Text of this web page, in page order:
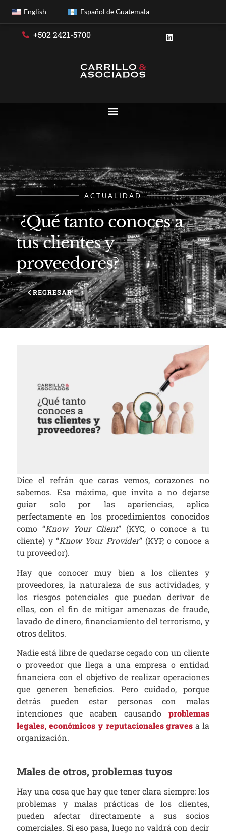
English Español de Guatemala
+502 2421-5700
ACTUALIDAD
¿Qué tanto conoces a
tus clientes y
proveedores?
REGRESAR
Dice el refrán que caras vemos, corazones no
sabemos. Esa máxima, que invita a no dejarse
guiar solo por las apariencias, aplica
perfectamente en los procedimientos conocidos
como “Know Your Client” (KYC, o conoce a tu
cliente) y “Know Your Provider” (KYP, o conoce a
tu proveedor).
Hay que conocer muy bien a los clientes y
proveedores, la naturaleza de sus actividades, y
los riesgos potenciales que puedan derivar de
ellas, con el fin de mitigar amenazas de fraude,
lavado de dinero, financiamiento del terrorismo, y
otros delitos.
Nadie está libre de quedarse cegado con un cliente
o proveedor que llega a una empresa o entidad
financiera con el objetivo de realizar operaciones
que generen beneficios. Pero cuidado, porque
detrás pueden estar personas con malas
intenciones que acaben causando problemas
legales, económicos y reputacionales graves a la
organización.
Males de otros, problemas tuyos
Hay una cosa que hay que tener clara siempre: los
problemas y malas prácticas de los clientes,
pueden afectar directamente a sus socios
comerciales. Si eso pasa, luego no valdrá con decir